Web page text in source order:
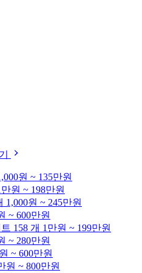
원 ~ 135만원
만원 ~ 198만원
1,000원 ~ 245만원
~ 600만원
158 개 1만원 ~ 199만원
~ 280만원
~ 600만원
원 ~ 800만원